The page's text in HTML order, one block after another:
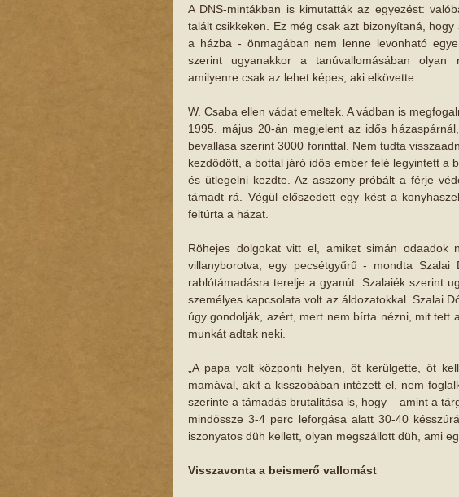
A DNS-mintákban is kimutatták az egyezést:
talált csikkeken. Ez még csak azt bizonyítaná,
a házba - önmagában nem lenne levonható
szerint ugyanakkor a tanúvallomásában olyan
amilyenre csak az lehet képes, aki elkövette.
W. Csaba ellen vádat emeltek. A vádban is
1995. május 20-án megjelent az idős
bevallása szerint 3000 forinttal. Nem tudta
kezdődött, a bottal járó idős ember felé legyintett a
és ütlegelni kezdte. Az asszony próbált a férje
támadt rá. Végül előszedett egy kést a
feltúrta a házat.
Röhejes dolgokat vitt el, amiket simán
villanyborotva, egy pecsétgyűrű - mondta
rablótámadásra terelje a gyanút. Szalaiék szerint
személyes kapcsolata volt az áldozatokkal. Szalai
úgy gondolják, azért, mert nem bírta nézni, mit tett
munkát adtak neki.
„A papa volt központi helyen, őt kerülgette, őt
mamával, akit a kisszobában intézett el, nem
szerinte a támadás brutalitása is, hogy – amint a
mindössze 3-4 perc leforgása alatt 30-40
iszonyatos düh kellett, olyan megszállott düh, ami
Visszavonta a beismerő vallomást